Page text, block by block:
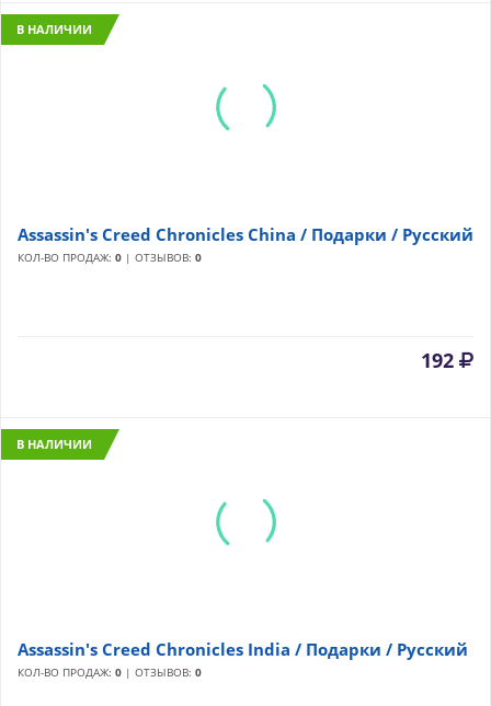
В НАЛИЧИИ
Assassin's Creed Chronicles China / Подарки / Русский
КОЛ-ВО ПРОДАЖ: 0 | ОТЗЫВОВ: 0
192
В НАЛИЧИИ
Assassin's Creed Chronicles India / Подарки / Русский
КОЛ-ВО ПРОДАЖ: 0 | ОТЗЫВОВ: 0